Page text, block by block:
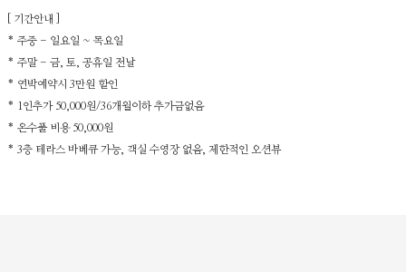
[ 기간안내 ]
* 주중 - 일요일 ~ 목요일
* 주말 - 금, 토, 공휴일 전날
* 연박예약시 3만원 할인
* 1인추가 50,000원/36개월이하 추가금없음
* 온수풀 비용 50,000원
* 3층 테라스 바베큐 가능, 객실 수영장 없음, 제한적인 오션뷰